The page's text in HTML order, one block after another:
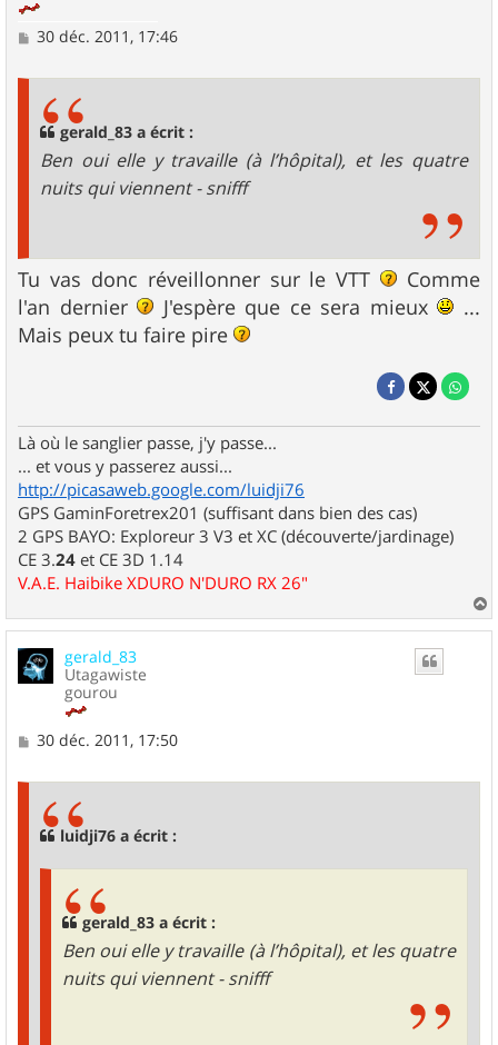
M
30 déc. 2011, 17:46
gerald_83 a écrit :
Ben oui elle y travaille (à l’hôpital), et les quatre
nuits qui viennent - snifff
Tu vas donc réveillonner sur le VTT
Comme
l'an dernier
J'espère que ce sera mieux
...
Mais peux tu faire pire
Là où le sanglier passe, j'y passe...
... et vous y passerez aussi...
http://picasaweb.google.com/luidji76
GPS GaminForetrex201 (suffisant dans bien des cas)
2 GPS BAYO: Exploreur 3 V3 et XC (découverte/jardinage)
CE 3.24 et CE 3D 1.14
V.A.E. Haibike XDURO N'DURO RX 26"
a
u
gerald_83
Utagawiste
gourou
M
30 déc. 2011, 17:50
luidji76 a écrit :
gerald_83 a écrit :
Ben oui elle y travaille (à l’hôpital), et les quatre
nuits qui viennent - snifff